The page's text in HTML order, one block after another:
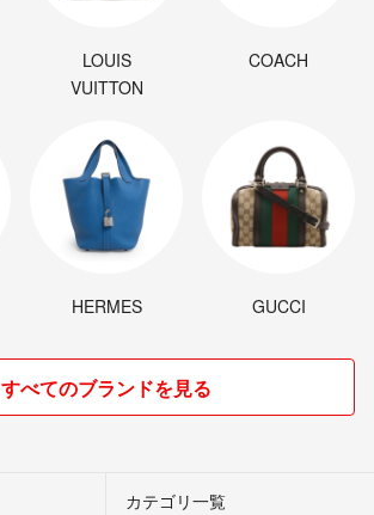
LOUIS
VUITTON
COACH
HERMES GUCCI
すべてのブランドを見る
カテゴリ一覧